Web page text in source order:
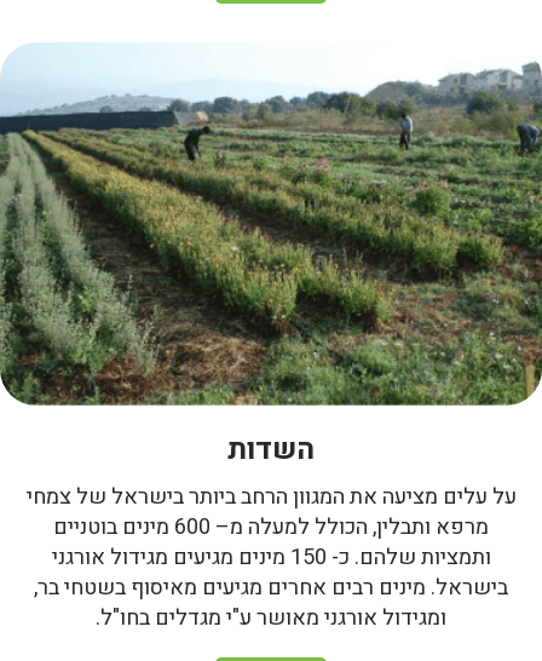
השדות
על עלים מציעה את המגוון הרחב ביותר בישראל של צמחי
מרפא ותבלין, הכולל למעלה מ– 600 מינים בוטניים
ותמציות שלהם. כ- 150 מינים מגיעים מגידול אורגני
בישראל. מינים רבים אחרים מגיעים מאיסוף בשטחי בר,
ומגידול אורגני מאושר ע"י מגדלים בחו"ל.